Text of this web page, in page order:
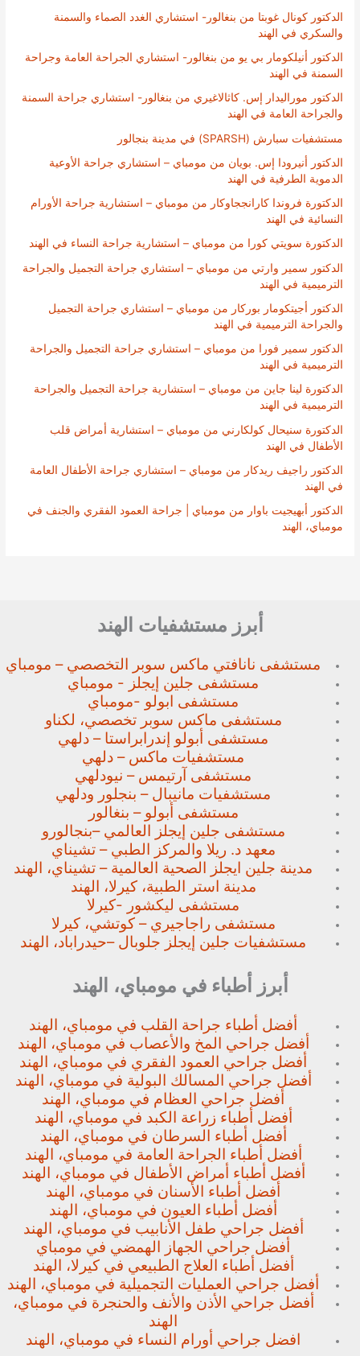
الدكتور كونال غوبتا من بنغالور- استشاري الغدد الصماء والسمنة
والسكري في الهند
الدكتور أنيلكومار بي يو من بنغالور- استشاري الجراحة العامة وجراحة
السمنة في الهند
الدكتور موراليدار إس. كاثالاغيري من بنغالور- استشاري جراحة السمنة
والجراحة العامة في الهند
مستشفيات سبارش (SPARSH) في مدينة بنجالور
الدكتور أنيرودا إس. بويان من مومباي – استشاري جراحة الأوعية
الدموية الطرفية في الهند
الدكتورة فروندا كارانججاوكار من مومباي – استشارية جراحة الأورام
النسائية في الهند
الدكتورة سويتي كورا من مومباي – استشارية جراحة النساء في الهند
الدكتور سمير وارتي من مومباي – استشاري جراحة التجميل والجراحة
الترميمية في الهند
الدكتور أجيتكومار بوركار من مومباي – استشاري جراحة التجميل
والجراحة الترميمية في الهند
الدكتور سمير فورا من مومباي – استشاري جراحة التجميل والجراحة
الترميمية في الهند
الدكتورة لينا جاين من مومباي – استشارية جراحة التجميل والجراحة
الترميمية في الهند
الدكتورة سنيحال كولكارني من مومباي – استشارية أمراض قلب
الأطفال في الهند
الدكتور راجيف ريدكار من مومباي – استشاري جراحة الأطفال العامة
في الهند
الدكتور أبهيجيت باوار من مومباي | جراحة العمود الفقري والجنف في
مومباي، الهند
أبرز مستشفيات الهند
مستشفى نانافتي ماكس سوبر التخصصي – مومباي
مستشفى جلين إيجلز - مومباي
مستشفى ابولو -مومباي
مستشفى ماكس سوبر تخصصي، لكناو
مستشفى أبولو إندرابراستا – دلهي
مستشفيات ماكس – دلهي
مستشفى آرتيمس – نيودلهي
مستشفيات مانيبال – بنجلور ودلهي
مستشفى أبولو – بنغالور
مستشفى جلين إيجلز العالمي –بنجالورو
معهد د. ريلا والمركز الطبي – تشيناي
مدينة جلين ايجلز الصحية العالمية – تشيناي، الهند
مدينة استر الطبية، كيرلا، الهند
مستشفى ليكشور -كيرلا
مستشفى راجاجيري – كوتشي، كيرلا
مستشفيات جلين إيجلز جلوبال –حيدراباد، الهند
أبرز أطباء في مومباي، الهند
أفضل أطباء جراحة القلب في مومباي، الهند
أفضل جراحي المخ والأعصاب في مومباي، الهند
أفضل جراحي العمود الفقري في مومباي، الهند
أفضل جراحي المسالك البولية في مومباي، الهند
أفضل جراحي العظام في مومباي، الهند
أفضل أطباء زراعة الكبد في مومباي، الهند
أفضل أطباء السرطان في مومباي، الهند
أفضل أطباء الجراحة العامة في مومباي، الهند
أفضل أطباء أمراض الأطفال في مومباي، الهند
أفضل أطباء الأسنان في مومباي، الهند
أفضل أطباء العيون في مومباي، الهند
أفضل جراحي طفل الأنابيب في مومباي، الهند
أفضل جراحي الجهاز الهمضي في مومباي
أفضل أطباء العلاج الطبيعي في كيرلا، الهند
أفضل جراحي العمليات التجميلية في مومباي، الهند
أفضل جراحي الأذن والأنف والحنجرة في مومباي،
الهند
افضل جراحي أورام النساء في مومباي، الهند